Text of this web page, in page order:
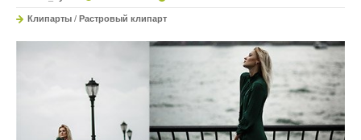
Клипарты / Растровый клипарт